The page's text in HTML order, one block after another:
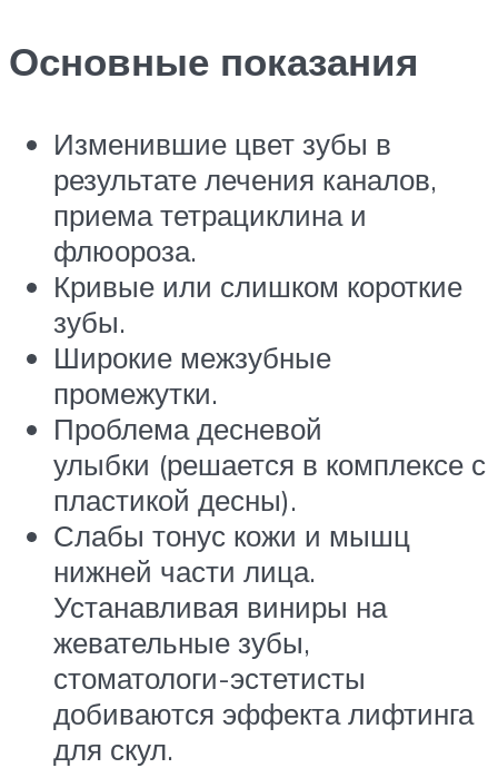
Основные показания
Изменившие цвет зубы в
результате лечения каналов,
приема тетрациклина и
флюороза.
Кривые или слишком короткие
зубы.
Широкие межзубные
промежутки.
Проблема десневой
улыбки (решается в комплексе с
пластикой десны).
Слабы тонус кожи и мышц
нижней части лица.
Устанавливая виниры на
жевательные зубы,
стоматологи-эстетисты
добиваются эффекта лифтинга
для скул.